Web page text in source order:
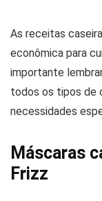
As receitas
econômica para
importante
todos os tipos de
necessidades
Máscaras
Frizz